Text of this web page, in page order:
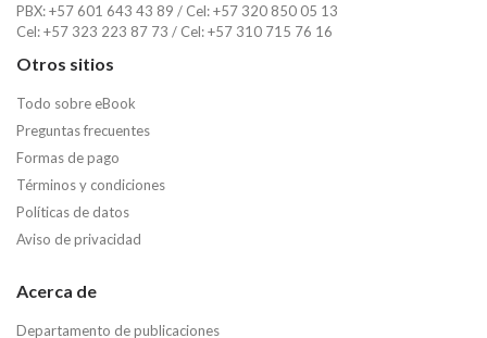
PBX: +57 601 643 43 89 / Cel: +57 320 850 05 13
Cel: +57 323 223 87 73 / Cel: +57 310 715 76 16
Otros sitios
Todo sobre eBook
Preguntas frecuentes
Formas de pago
Términos y condiciones
Políticas de datos
Aviso de privacidad
Acerca de
Departamento de publicaciones